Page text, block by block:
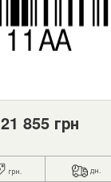
21 855 грн
грн. дн.